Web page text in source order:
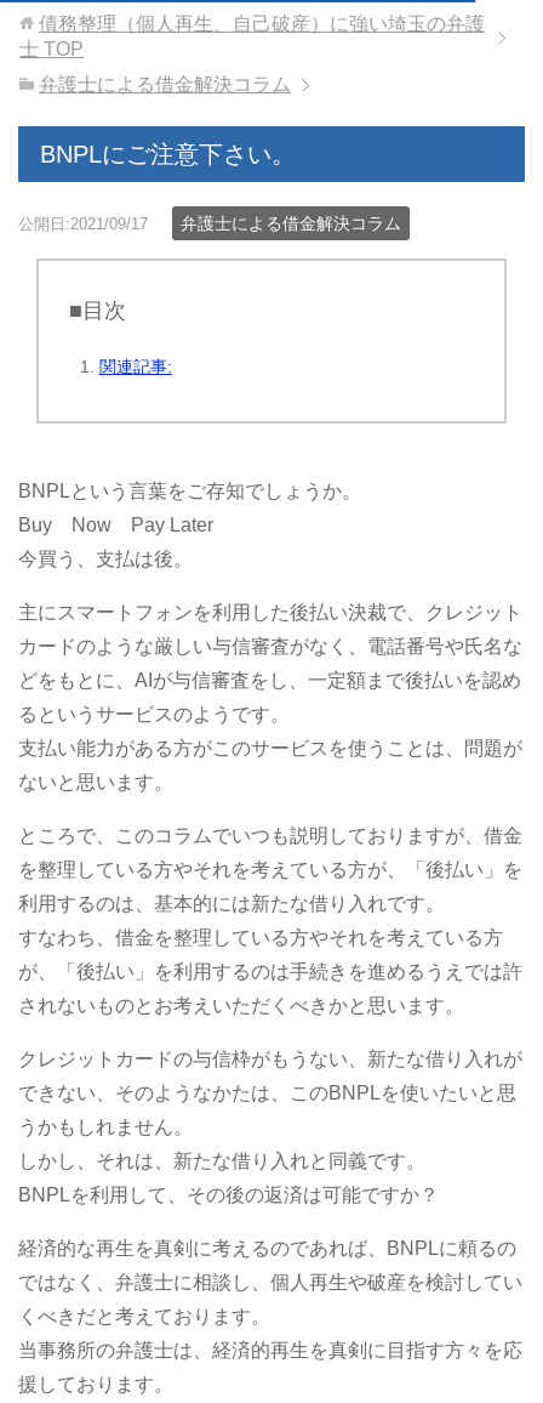
債務整理（個人再生、自己破産）に強い埼玉の弁護
士 TOP
弁護士による借金解決コラム
BNPLにご注意下さい。
公開日:2021/09/17 弁護士による借金解決コラム
■目次
関連記事:
BNPLという言葉をご存知でしょうか。
Buy Now Pay Later
今買う、支払は後。
主にスマートフォンを利用した後払い決裁で、クレジット
カードのような厳しい与信審査がなく、電話番号や氏名な
どをもとに、AIが与信審査をし、一定額まで後払いを認め
るというサービスのようです。
支払い能力がある方がこのサービスを使うことは、問題が
ないと思います。
ところで、このコラムでいつも説明しておりますが、借金
を整理している方やそれを考えている方が、「後払い」を
利用するのは、基本的には新たな借り入れです。
すなわち、借金を整理している方やそれを考えている方
が、「後払い」を利用するのは手続きを進めるうえでは許
されないものとお考えいただくべきかと思います。
クレジットカードの与信枠がもうない、新たな借り入れが
できない、そのようなかたは、このBNPLを使いたいと思
うかもしれません。
しかし、それは、新たな借り入れと同義です。
BNPLを利用して、その後の返済は可能ですか？
経済的な再生を真剣に考えるのであれば、BNPLに頼るの
ではなく、弁護士に相談し、個人再生や破産を検討してい
くべきだと考えております。
当事務所の弁護士は、経済的再生を真剣に目指す方々を応
援しております。